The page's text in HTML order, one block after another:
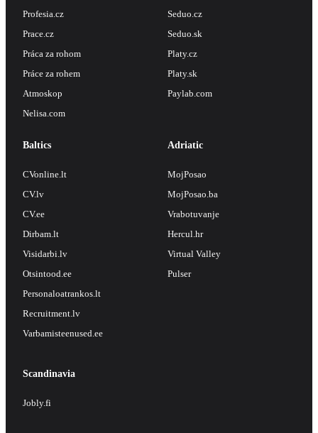
Profesia.cz
Prace.cz
Práca za rohom
Práce za rohem
Atmoskop
Nelisa.com
Seduo.cz
Seduo.sk
Platy.cz
Platy.sk
Paylab.com
Baltics
CVonline.lt
CV.lv
CV.ee
Dirbam.lt
Visidarbi.lv
Otsintood.ee
Personaloatrankos.lt
Recruitment.lv
Varbamisteenused.ee
Adriatic
MojPosao
MojPosao.ba
Vrabotuvanje
Hercul.hr
Virtual Valley
Pulser
Scandinavia
Jobly.fi